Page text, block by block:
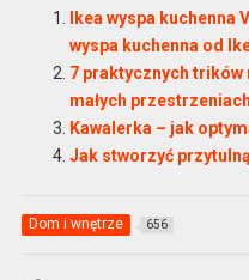
Ikea wyspa
wyspa kuchenna od
7 praktycznych trików
małych przestrzeniach
Kawalerka – jak
Jak stworzyć
Dom i wnętrze 656